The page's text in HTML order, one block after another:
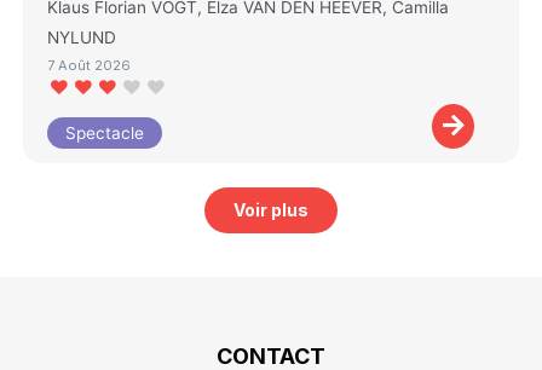
Klaus Florian VOGT, Elza VAN DEN HEEVER, Camilla
NYLUND
7 Août 2026
Spectacle
Voir plus
CONTACT